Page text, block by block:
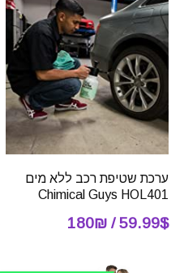
ערכת שטיפת רכב ללא מים
Chimical Guys HOL401
59.99$ / 180₪